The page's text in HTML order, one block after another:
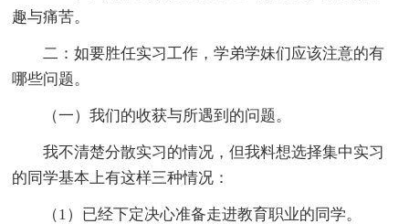
趣与痛苦。
二：如要胜任实习工作，学弟学妹们应该注意的有
哪些问题。
（一）我们的收获与所遇到的问题。
我不清楚分散实习的情况，但我料想选择集中实习
的同学基本上有这样三种情况：
（1）已经下定决心准备走进教育职业的同学。